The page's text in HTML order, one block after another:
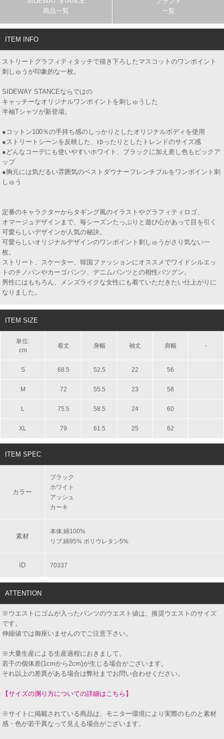
商品一覧
一覧
ITEM INFO
ストリートグラフィティタッチで描き下ろしたマスコットのワンポイント
刺しゅうが印象的な一枚。
SIDEWAY STANCEならではの
キャッチーなオリジナルワンポイントを刺しゅうした
半袖Tシャツが新登場。
●コットン100％の手持ち感のしっかりとしたオリジナルボディを使用
●ストリートシーンを反映した、ゆったりとしたトレンドのサイズ感
●どんなコーデにも使いやすいホワイト、ブラックに加え差し色もピックア
ップ
●胸元には気だるい雰囲気のベストダウナーフレンチブルをワンポイント刺
しゅう
定番のキャラクターからタギング風のイラストやグラフィティロゴ、
オマージュデザインまで、毎シーズンたっぷりと遊び心があって目を引く
可愛らしいデザインが人気の秘訣。
可愛らしいオリジナルデザインのワンポイント刺しゅうがさり気ない一
枚。
ストリート、スケーター、韓国ファッションにオススメでワイドシルエッ
トのチノパンやカーゴパンツ、デニムパンツとの相性バツグン。
男性にはもちろん、メンズライクな女性にも着ていただきたい仕上がりに
なりました。
ITEM SIZE
単位:
cm
着丈 身幅 袖丈 肩幅 -
S 68.5 52.5 22 56
M 72 55.5 23 58
L 75.5 58.5 24 60
XL 79 61.5 25 62
ITEM SPEC
カラー
ブラック
ホワイト
アッシュ
カーキ
素材
本体:綿100%
リブ:綿95% ポリウレタン5%
ID 70337
ATTENTION
※ウエストにゴムが入ったパンツのウエスト値は、推奨ウエストのサイズ
です。
伸縮値では御座いませんのでご注意下さい。
※大量生産による生産過程におきまして、
若干の個体差(1cmから2cm)が生じる場合がございます。
それ以上の差異がある場合は弊社までお問い合わせください。
【サイズの測り方についての詳細はこちら】
※サイトに掲載されている商品は、モニター環境により実際のものと素材
感・色が若干異なって見える場合がございます。